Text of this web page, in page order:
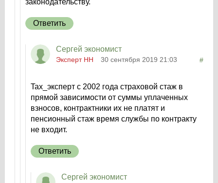
законодательству.
Ответить
Сергей экономист
Эксперт НН 30 сентября 2019 21:03 #
Tax_эксперт с 2002 года страховой стаж в
прямой зависимости от суммы уплаченных
взносов, контрактники их не платят и
пенсионный стаж время службы по контракту
не входит.
Ответить
Сергей экономист